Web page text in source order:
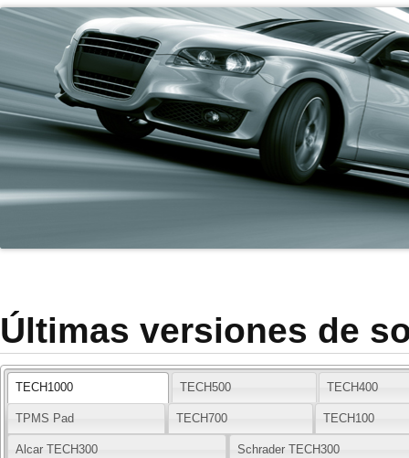
Últimas versiones de
TECH1000 TECH500 TECH400
TPMS Pad TECH700 TECH100
Alcar TECH300 Schrader TECH300